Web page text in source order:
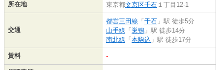
所在地 東京都文京区千石 １丁目12-1
交通
都営三田線 「 千石 」駅 徒歩5分
山手線 「 巣鴨 」駅 徒歩14分
南北線 「 本駒込 」駅 徒歩17分
賃料 -